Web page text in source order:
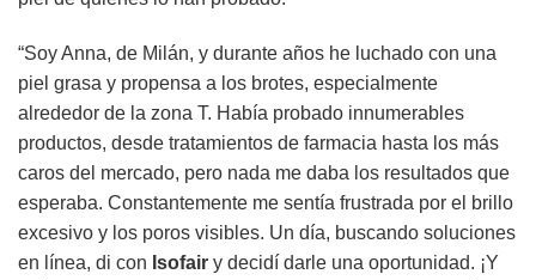
“Soy Anna, de Milán, y durante años he luchado con una
piel grasa y propensa a los brotes, especialmente
alrededor de la zona T. Había probado innumerables
productos, desde tratamientos de farmacia hasta los más
caros del mercado, pero nada me daba los resultados que
esperaba. Constantemente me sentía frustrada por el brillo
excesivo y los poros visibles. Un día, buscando soluciones
en línea, di con Isofair y decidí darle una oportunidad. ¡Y